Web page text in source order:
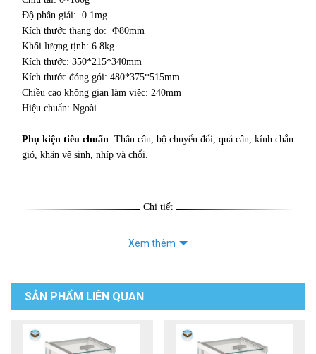
Độ phân giải: 0.1mg
Kích thước thang đo: Φ80mm
Khối lượng tịnh: 6.8kg
Kích thước: 350*215*340mm
Kích thước đóng gói: 480*375*515mm
Chiều cao không gian làm việc: 240mm
Hiệu chuẩn: Ngoài
Phụ kiện tiêu chuẩn: Thân cân, bộ chuyển đổi, quả cân, kính chắn
gió, khăn vệ sinh, nhíp và chổi.
Chi tiết
Xem thêm
SẢN PHẨM LIÊN QUAN